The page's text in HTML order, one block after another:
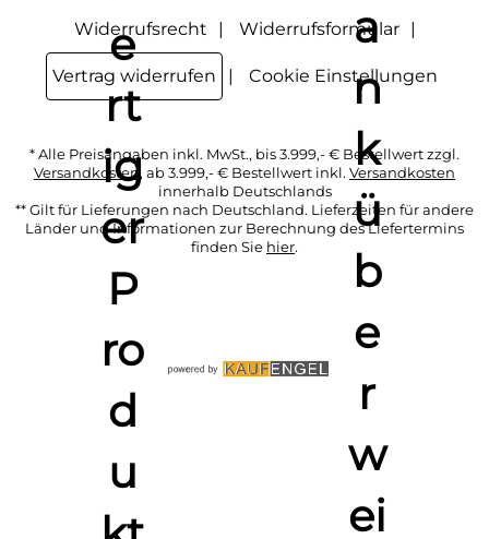
Widerrufsrecht Widerrufsformular
Vertrag widerrufen Cookie Einstellungen
* Alle Preisangaben inkl. MwSt., bis 3.999,- € Bestellwert zzgl.
Versandkosten , ab 3.999,- € Bestellwert inkl. Versandkosten
innerhalb Deutschlands
** Gilt für Lieferungen nach Deutschland. Lieferzeiten für andere
Länder und Informationen zur Berechnung des Liefertermins
finden Sie hier.